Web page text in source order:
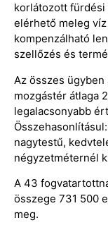
korlátozott fürdési
elérhető meleg
kompenzálható
szellőzés és
Az összes
mozgástér átlaga
legalacsonyabb
nagytestű,
négyzetméternél
A 43
összege 731 500
meg.